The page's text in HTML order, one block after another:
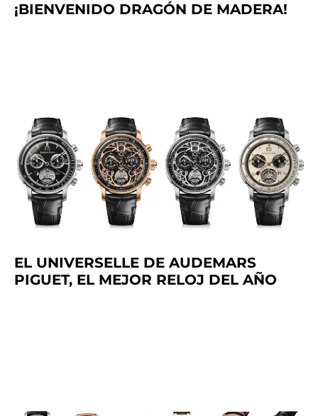
¡BIENVENIDO DRAGÓN DE MADERA!
EL UNIVERSELLE DE AUDEMARS
PIGUET, EL MEJOR RELOJ DEL AÑO